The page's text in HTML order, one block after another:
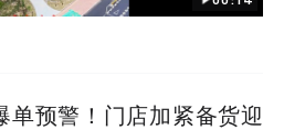
单预警！门店加紧备货迎